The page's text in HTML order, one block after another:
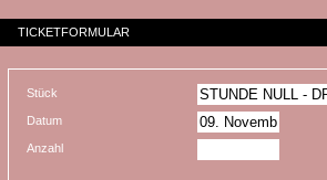
TICKETFORMULAR
Stück
Datum
Anzahl